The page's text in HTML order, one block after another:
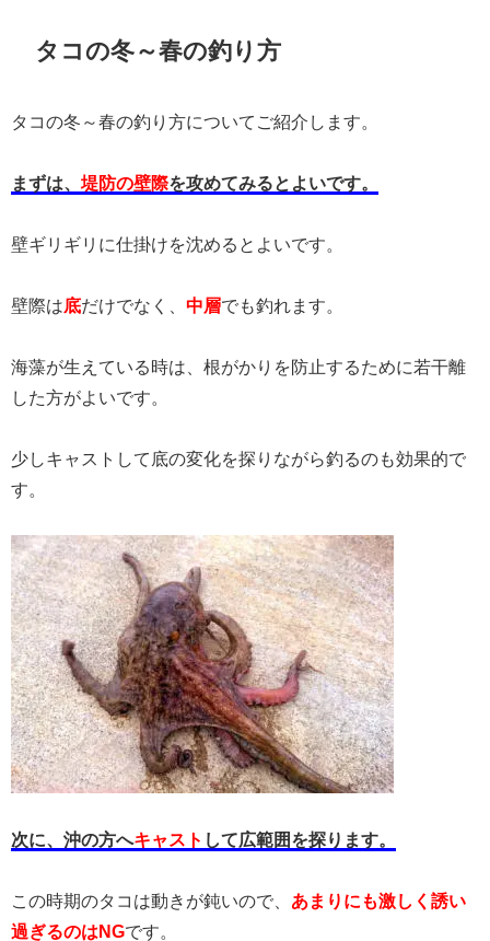
タコの冬～春の釣り方
タコの冬～春の釣り方についてご紹介します。
まずは、 堤防の壁際を攻めてみるとよいです。
壁ギリギリに仕掛けを沈めるとよいです。
壁際は底だけでなく、 中層でも釣れます。
海藻が生えている時は、根がかりを防止するために若干離
した方がよいです。
少しキャストして底の変化を探りながら釣るのも効果的で
す。
次に、沖の方へキャスト して広範囲を探ります。
この時期のタコは動きが鈍いので、 あまりにも激しく誘い
過ぎるのはNGです。